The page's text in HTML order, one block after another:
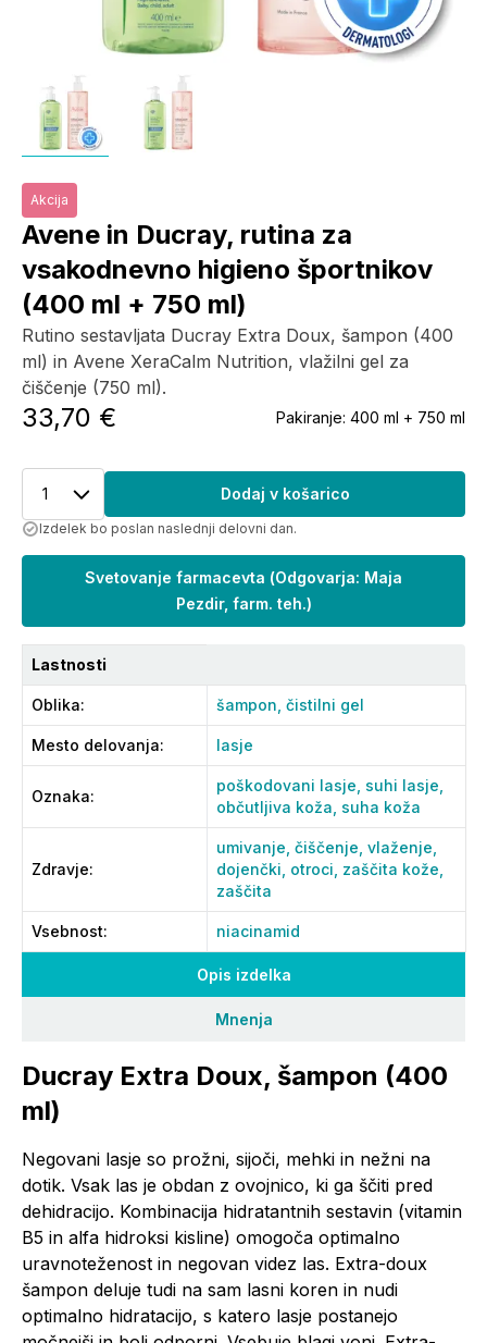
Opis izdelka
Mnenja
Ducray Extra Doux, šampon (400
ml)
Negovani lasje so prožni, sijoči, mehki in nežni na
dotik. Vsak las je obdan z ovojnico, ki ga ščiti pred
dehidracijo. Kombinacija hidratantnih sestavin (vitamin
B5 in alfa hidroksi kisline) omogoča optimalno
uravnoteženost in negovan videz las. Extra-doux
šampon deluje tudi na sam lasni koren in nudi
optimalno hidratacijo, s katero lasje postanejo
Akcija
Avene in Ducray, rutina za
vsakodnevno higieno športnikov
(400 ml + 750 ml)
Rutino sestavljata Ducray Extra Doux, šampon (400
ml) in Avene XeraCalm Nutrition, vlažilni gel za
čiščenje (750 ml).
33,70 € Pakiranje: 400 ml + 750 ml
1 Dodaj v košarico
Izdelek bo poslan naslednji delovni dan.
Svetovanje farmacevta (Odgovarja: Maja
Pezdir, farm. teh.)
Lastnosti
Oblika: šampon, čistilni gel
Mesto delovanja: lasje
Oznaka:
poškodovani lasje, suhi lasje,
občutljiva koža, suha koža
Zdravje:
umivanje, čiščenje, vlaženje,
dojenčki, otroci, zaščita kože,
zaščita
Vsebnost: niacinamid